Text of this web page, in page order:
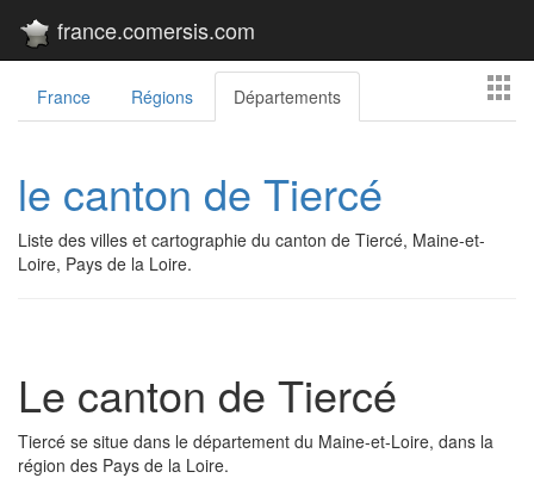
france.comersis.com
France Régions Départements
le canton de Tiercé
Liste des villes et cartographie du canton de Tiercé, Maine-et-
Loire, Pays de la Loire.
Le canton de Tiercé
Tiercé se situe dans le département du Maine-et-Loire, dans la
région des Pays de la Loire.